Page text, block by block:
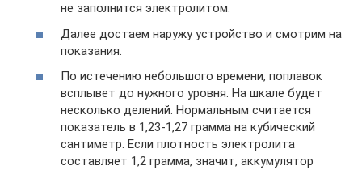
не заполнится электролитом.
Далее достаем наружу устройство и смотрим на
показания.
По истечению небольшого времени, поплавок
всплывет до нужного уровня. На шкале будет
несколько делений. Нормальным считается
показатель в 1,23-1,27 грамма на кубический
сантиметр. Если плотность электролита
составляет 1,2 грамма, значит, аккумулятор